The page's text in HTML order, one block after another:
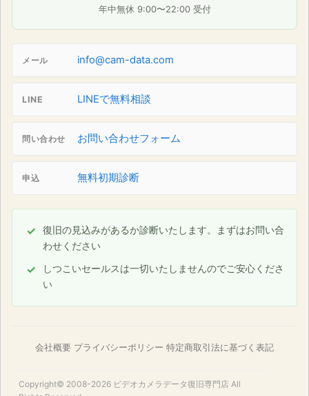
年中無休 9:00〜22:00 受付
メール info@cam-data.com
LINE LINEで無料相談
問い合わせ お問い合わせフォーム
申込 無料初期診断
復旧の見込みがあるか診断いたします。まずはお問い合
わせください
しつこいセールスは一切いたしませんのでご安心くださ
い
会社概要 プライバシーポリシー 特定商取引法に基づく表記
Copyright© 2008-2026 ビデオカメラデータ復旧専門店 All